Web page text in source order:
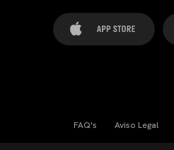
FAQ's Aviso Legal